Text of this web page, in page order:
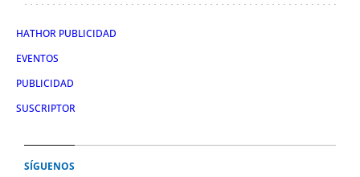
HATHOR PUBLICIDAD
EVENTOS
PUBLICIDAD
SUSCRIPTOR
SÍGUENOS